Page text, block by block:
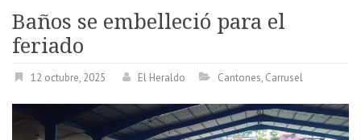
Baños se embelleció para el
feriado
12 octubre, 2025 El Heraldo Cantones, Carrusel